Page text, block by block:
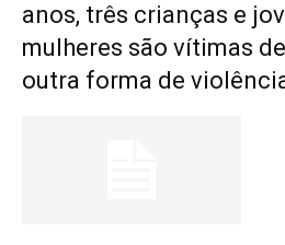
anos, três crianças e
mulheres são vítimas
outra forma de